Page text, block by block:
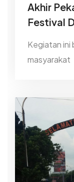
Akhir
Festival
Kegiatan ini
masyarakat